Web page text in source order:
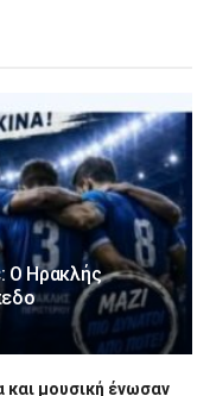
Ο Ηρακλής
και μουσική ένωσαν